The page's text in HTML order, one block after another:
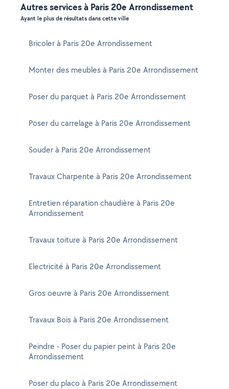
Autres services à Paris 20e Arrondissement
Ayant le plus de résultats dans cette ville
Bricoler à Paris 20e Arrondissement
Monter des meubles à Paris 20e Arrondissement
Poser du parquet à Paris 20e Arrondissement
Poser du carrelage à Paris 20e Arrondissement
Souder à Paris 20e Arrondissement
Travaux Charpente à Paris 20e Arrondissement
Entretien réparation chaudière à Paris 20e
Arrondissement
Travaux toiture à Paris 20e Arrondissement
Electricité à Paris 20e Arrondissement
Gros oeuvre à Paris 20e Arrondissement
Travaux Bois à Paris 20e Arrondissement
Peindre - Poser du papier peint à Paris 20e
Arrondissement
Poser du placo à Paris 20e Arrondissement